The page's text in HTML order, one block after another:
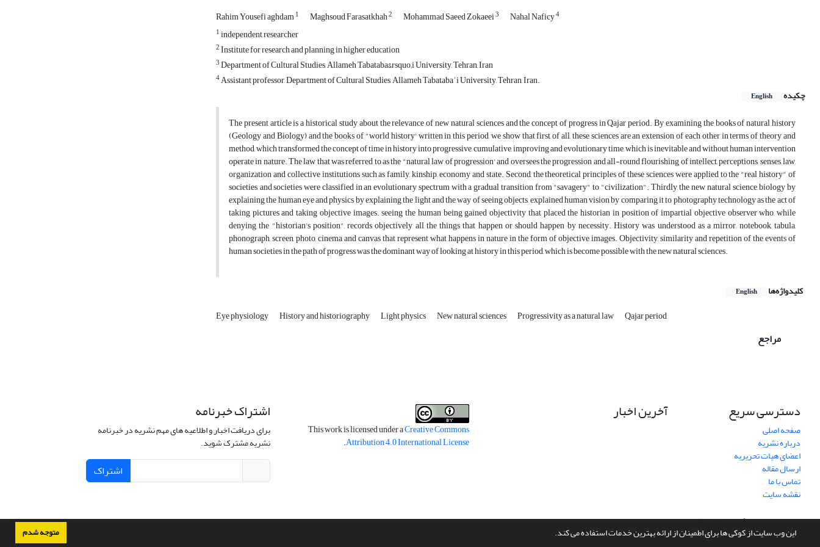
این وب سایت از کوکی ها برای اطمینان از ارائه بهترین خدمات استفاده می کند. متوجه شدم
Rahim Yousefi aghdam1 Maghsoud Farasatkhah2 Mohammad Saeed Zokaeei3 Nahal Naficy4
1independent researcher
2Institute for research and planning in higher education
3Department of Cultural Studies, Allameh Tabataba&rsquo;i University, Tehran, Iran
4Assistant professor, Department of Cultural Studies, Allameh Tabatabaʾi University, Tehran, Iran.
چکیده
English
The present article is a historical study about the relevance of new natural sciences and the concept of progress in Qajar period. By examining the books of natural history
(Geology and Biology) and the books of "world history' written in this period, we show that first of all, these sciences are an extension of each other in terms of theory and
method, which transformed the concept of time in history into progressive, cumulative, improving and evolutionary time, which is inevitable and without human intervention
operate in nature. The law that was referred to as the "natural law of progression' and oversees the progression and all-round flourishing of intellect, perceptions, senses, law,
organization and collective institutions such as family, kinship, economy and state. Second, the theoretical principles of these sciences were applied to the "real history" of
societies, and societies were classified in an evolutionary spectrum with a gradual transition from "savagery" to "civilization". Thirdly, the new natural science, biology by
explaining the human eye and physics by explaining the light and the way of seeing objects, explained human vision by comparing it to photography technology as the act of
taking pictures and taking objective images. seeing the human being gained objectivity that placed the historian in position of impartial objective observer who, while
denying the "historian's position", records objectively all the things that happen or should happen by necessity. History was understood as a mirror, notebook, tabula,
phonograph, screen, photo, cinema and canvas that represent what happens in nature in the form of objective images. Objectivity, similarity and repetition of the events of
human societies in the path of progress was the dominant way of looking at history in this period, which is become possible with the new natural sciences.
کلیدواژه‌ها English
Eye physiology History and historiography Light physics New natural sciences Progressivity as a natural law Qajar period
مراجع
دسترسی سریع
صفحه اصلی
درباره نشریه
اعضای هیات تحریریه
ارسال مقاله
تماس با ما
نقشه سایت
آخرین اخبار
This work is licensed under aCreative Commons
Attribution 4.0 International License
.
اشتراک خبرنامه
برای دریافت اخبار و اطلاعیه های مهم نشریه در خبرنامه
نشریه مشترک شوید.
اشتراک
سامانه مدیریت نشریات علمی.طراحی و پیاده سازی ازسیناوب